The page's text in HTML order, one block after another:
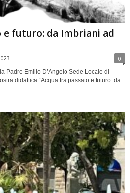
e futuro: da Imbriani ad
0
Padre Emilio D’Angelo Sede Locale di
didattica “Acqua tra passato e futuro: da